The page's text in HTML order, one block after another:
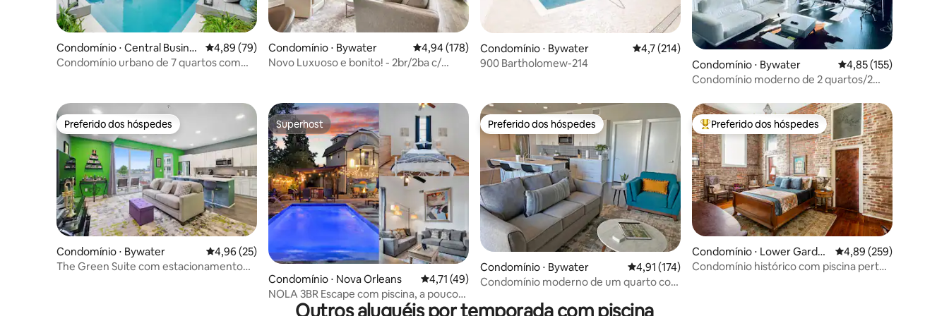
Condomínio ⋅ Central Busine
ss District
4,89 de uma avaliação média de 5, 79 avaliações
4,89 (79)
Condomínio urbano de 7 quartos com
Condomínio ⋅ Bywater 4,94 de uma avaliação média de 5, 178 avaliações
4,94 (178)
Novo Luxuoso e bonito! - 2br/2ba c/
Condomínio ⋅ Bywater 4,7 de uma avaliação média de 5, 214 avaliações
4,7 (214)
900 Bartholomew-214
Condomínio ⋅ Bywater 4,85 de uma avaliação
4,85 (155)
Condomínio moderno de 2 quartos/2
Preferido dos hóspedes
Preferido dos hóspedes
Condomínio ⋅ Bywater 4,96 de uma avaliação média de 5, 25 avaliações
4,96 (25)
The Green Suite com estacionamento
Superhost
Superhost
Condomínio ⋅ Nova Orleans 4,71 de uma avaliação média de 5, 49 avaliações
4,71 (49)
NOLA 3BR Escape com piscina, a poucos
passos do bonde Canal
Preferido dos hóspedes
Preferido dos hóspedes
Condomínio ⋅ Bywater 4,91 de uma avaliação média de 5, 174 avaliações
4,91 (174)
Condomínio moderno de um quarto com
Entre os melhores preferidos dos hóspedes
Preferido dos hóspedes
Condomínio ⋅ Lower Garde
n District
4,89 de uma avaliação
4,89 (259)
Condomínio histórico com piscina perto
Outros aluguéis por temporada com piscina